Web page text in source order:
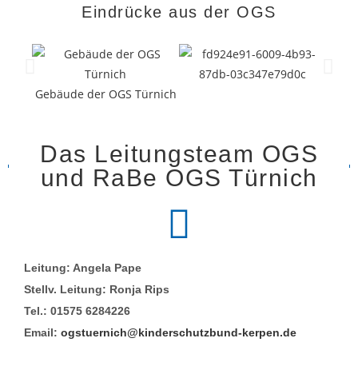
Eindrücke aus der OGS
Gebäude der OGS Türnich
Das Leitungsteam OGS
und RaBe OGS Türnich
Leitung: Angela Pape
Stellv. Leitung: Ronja Rips
Tel.: 01575 6284226
Email: ogstuernich@kinderschutzbund-kerpen.de